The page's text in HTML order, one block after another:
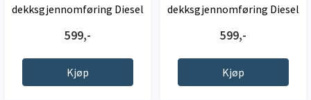
dekksgjennomføring Diesel
599,-
Kjøp
dekksgjennomføring Diesel
599,-
Kjøp